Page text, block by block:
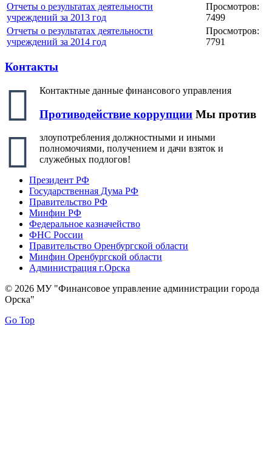
Отчеты о результатах деятельности
учреждений за 2013 год
Просмотров:
7499
Отчеты о результатах деятельности
учреждений за 2014 год
Просмотров:
7791
Контакты
Контактные данные финансового управления
Противодействие коррупции Мы против
злоупотребления должностными и иными
полномочиями, получением и дачи взяток и
служебных подлогов!
Президент РФ
Государственная Дума РФ
Правительство РФ
Минфин РФ
Федеральное казначейство
ФНС России
Правительство Оренбургской области
Минфин Оренбургской области
Администрация г.Орска
© 2026 МУ "Финансовое управление администрации города
Орска"
Go Top